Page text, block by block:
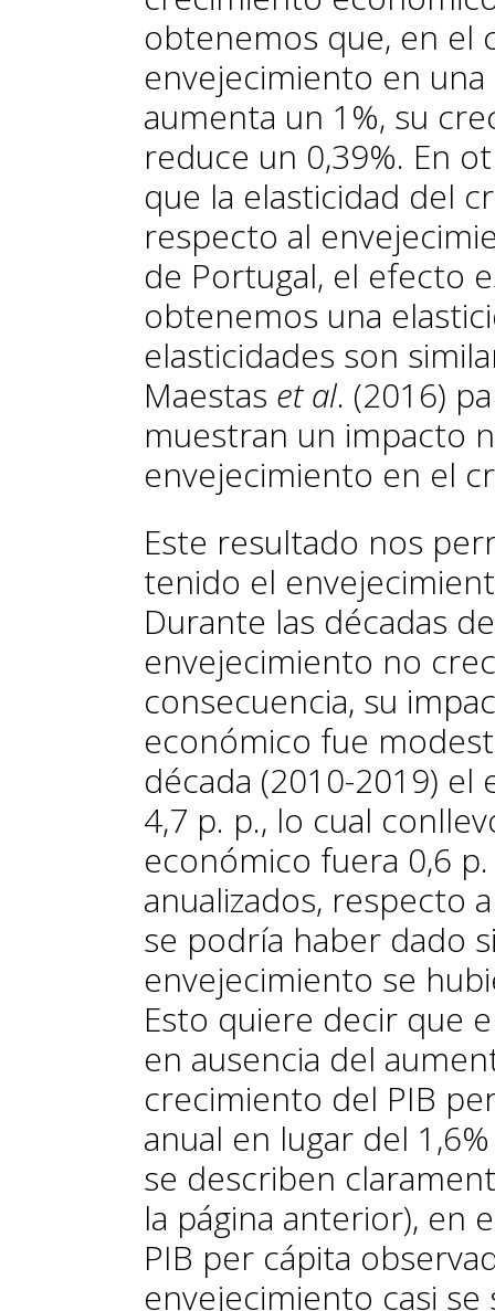
obtenemos que, en el
envejecimiento en
aumenta un 1%, su
reduce un 0,39%. En
que la elasticidad del
respecto al
de Portugal, el efecto
obtenemos una
elasticidades son
Maestas et al. (2016)
muestran un impacto
envejecimiento en el
Este resultado nos
tenido el
Durante las décadas
envejecimiento no
consecuencia, su
económico fue
década (2010-2019)
4,7 p. p., lo cual
económico fuera 0,6
anualizados, respecto
se podría haber dado
envejecimiento se
Esto quiere decir que
en ausencia del
crecimiento del PIB
anual en lugar del
se describen
la página anterior), en
PIB per cápita
envejecimiento casi